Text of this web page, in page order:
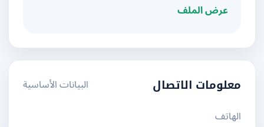
عرض الملف
معلومات الاتصال
البيانات الأساسية
الهاتف